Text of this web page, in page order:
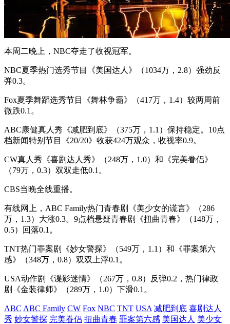
本周二晚上，NBC夺走了收视冠军。
NBC夏季热门选秀节目《美国达人》（1034万，2.8）强劲反
弹0.3。
Fox夏季舞蹈选秀节目《舞林争霸》（417万，1.4）较两周前
微跌0.1。
ABC康健真人秀《减肥到底》（375万，1.1）保持稳定。10点
档新闻特别节目《20/20》收获424万观众，收视率0.9。
CW真人秀《喜剧达人秀》（248万，1.0）和《完美眷侣》
（79万，0.3）双双走低0.1。
CBS当晚全线重播。
有线网上，ABC Family热门青春剧《美少女的谎言》（286
万，1.3）大涨0.3。9点档悬疑青春剧《扭曲青春》（148万，
0.5）回落0.1。
TNT热门罪案剧《妙女警探》（549万，1.1）和《罪案第六
感》（348万，0.8）双双上浮0.1。
USA动作剧《谍影迷情》（267万，0.8）反弹0.2，热门律政
剧《金装律师》（289万，1.0）下滑0.1。
ABC ABC Family CW Fox NBC TNT USA 减肥到底 喜剧达人
秀 妙女警探 完美眷侣 扭曲青春 罪案第六感 美国达人 美少女